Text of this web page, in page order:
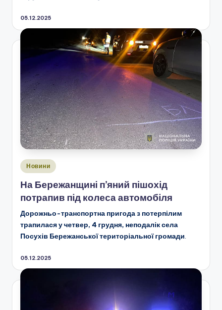
05.12.2025
Опубліковано
Новини
На Бережанщині п’яний пішохід
потрапив під колеса автомобіля
Дорожньо-транспортна пригода з потерпілим
трапилася у четвер, 4 грудня, неподалік села
Посухів Бережанської територіальної громади.
05.12.2025